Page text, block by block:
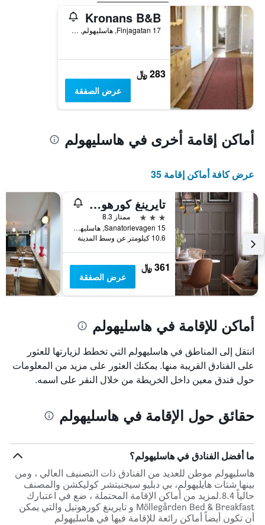
Kronans B&B
Finjagatan 17, هاسليهولم, سكونيه, السويد
283 ﷼
عرض الصفقة
أماكن إقامة أخرى في هاسليهولم
عرض كافة أماكن إقامة 35
تايرينغ كورهوتيل
3 نجوم
ممتاز 8.3
Sanatorievagen 15, هاسليهولم, سكونيه, السويد
10.6 كيلومتر عن وسط المدينة
361 ﷼
عرض الصفقة
أماكن للإقامة في هاسليهولم
انتقل إلى المناطق في هاسليهولم التي تخطط لزيارتها للعثور
على الفنادق القريبة منها. يمكنك العثور على مزيد من المعلومات
حول فندق معين داخل الخريطة من خلال النقر على اسمه.
حقائق حول الإقامة في هاسليهولم
ما أفضل الفنادق في هاسليهولم؟
هاسليهولم موطن للعديد من الفنادق ذات التصنيف العالي ، ومن
بينها شتات هايليهولم، بي دبليو سيجنيتشر كوليكشن والمصنف
حالياً 8.4.لمزيد من أماكن الإقامة المحتملة ، ضع في اعتبارك
Möllegården Bed & Breakfast و تايرينغ كورهوتيل والتي يمكن
أن تكون أيضاً أماكن رائعة للإقامة فيها في هاسليهولم